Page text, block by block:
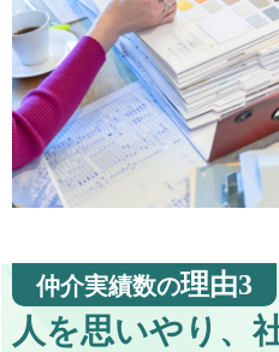
仲介実績数の理由3
人を思いやり、